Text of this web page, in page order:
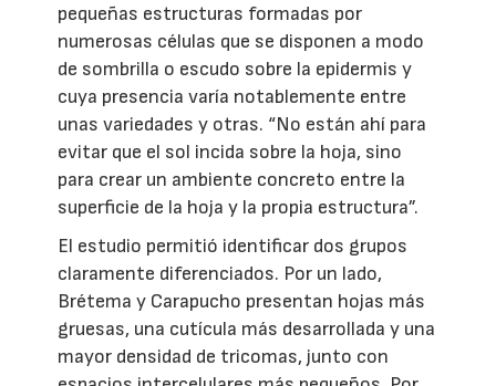
pequeñas estructuras formadas por
numerosas células que se disponen a modo
de sombrilla o escudo sobre la epidermis y
cuya presencia varía notablemente entre
unas variedades y otras. “No están ahí para
evitar que el sol incida sobre la hoja, sino
para crear un ambiente concreto entre la
superficie de la hoja y la propia estructura”.
El estudio permitió identificar dos grupos
claramente diferenciados. Por un lado,
Brétema y Carapucho presentan hojas más
gruesas, una cutícula más desarrollada y una
mayor densidad de tricomas, junto con